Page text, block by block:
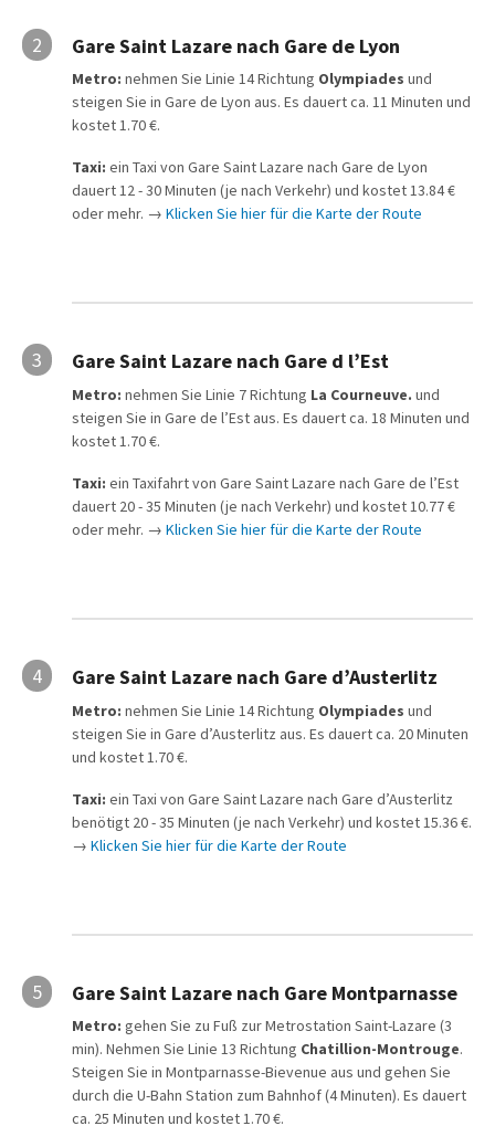
2 Gare Saint Lazare nach Gare de Lyon
Metro: nehmen Sie Linie 14 Richtung Olympiades und
steigen Sie in Gare de Lyon aus. Es dauert ca. 11 Minuten und
kostet 1.70 €.
Taxi: ein Taxi von Gare Saint Lazare nach Gare de Lyon
dauert 12 - 30 Minuten (je nach Verkehr) und kostet 13.84 €
oder mehr. → Klicken Sie hier für die Karte der Route
3 Gare Saint Lazare nach Gare d l’Est
Metro: nehmen Sie Linie 7 Richtung La Courneuve. und
steigen Sie in Gare de l’Est aus. Es dauert ca. 18 Minuten und
kostet 1.70 €.
Taxi: ein Taxifahrt von Gare Saint Lazare nach Gare de l’Est
dauert 20 - 35 Minuten (je nach Verkehr) und kostet 10.77 €
oder mehr. → Klicken Sie hier für die Karte der Route
4 Gare Saint Lazare nach Gare d’Austerlitz
Metro: nehmen Sie Linie 14 Richtung Olympiades und
steigen Sie in Gare d’Austerlitz aus. Es dauert ca. 20 Minuten
und kostet 1.70 €.
Taxi: ein Taxi von Gare Saint Lazare nach Gare d’Austerlitz
benötigt 20 - 35 Minuten (je nach Verkehr) und kostet 15.36 €.
→ Klicken Sie hier für die Karte der Route
5 Gare Saint Lazare nach Gare Montparnasse
Metro: gehen Sie zu Fuß zur Metrostation Saint-Lazare (3
min). Nehmen Sie Linie 13 Richtung Chatillion-Montrouge.
Steigen Sie in Montparnasse-Bievenue aus und gehen Sie
durch die U-Bahn Station zum Bahnhof (4 Minuten). Es dauert
ca. 25 Minuten und kostet 1.70 €.